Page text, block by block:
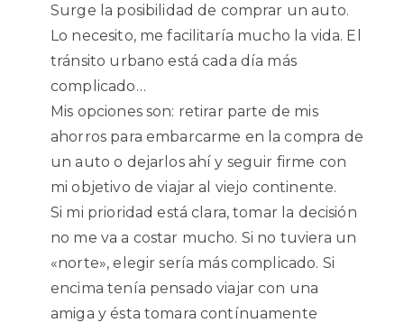
Surge la posibilidad de comprar un auto.
Lo necesito, me facilitaría mucho la vida. El
tránsito urbano está cada día más
complicado…
Mis opciones son: retirar parte de mis
ahorros para embarcarme en la compra de
un auto o dejarlos ahí y seguir firme con
mi objetivo de viajar al viejo continente.
Si mi prioridad está clara, tomar la decisión
no me va a costar mucho. Si no tuviera un
«norte», elegir sería más complicado. Si
encima tenía pensado viajar con una
amiga y ésta tomara contínuamente